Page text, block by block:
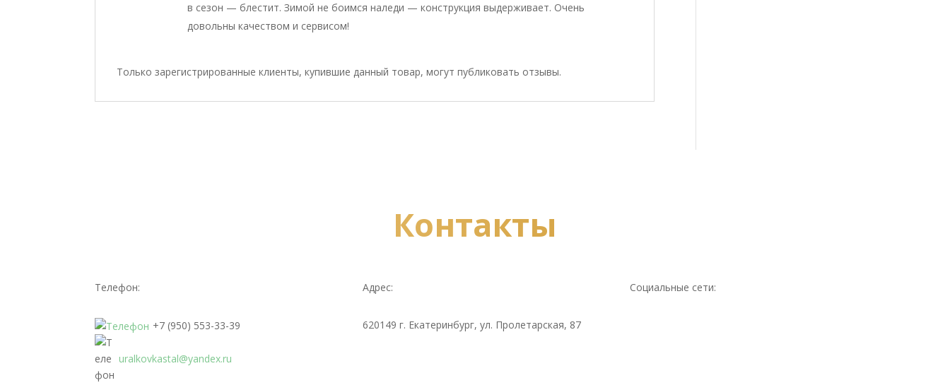
в сезон — блестит. Зимой не боимся наледи — конструкция выдерживает. Очень
довольны качеством и сервисом!
Только зарегистрированные клиенты, купившие данный товар, могут публиковать отзывы.
Контакты
Телефон:
+7 (950) 553-33-39
uralkovkastal@yandex.ru
Адрес:
620149 г. Екатеринбург, ул. Пролетарская, 87
Социальные сети: